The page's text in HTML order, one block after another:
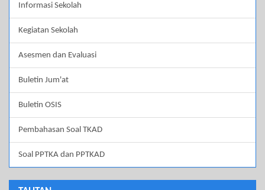
Informasi Sekolah
Kegiatan Sekolah
Asesmen dan Evaluasi
Buletin Jum'at
Buletin OSIS
Pembahasan Soal TKAD
Soal PPTKA dan PPTKAD